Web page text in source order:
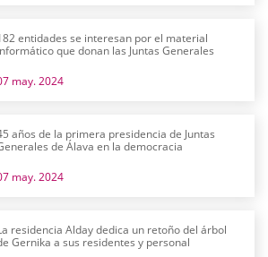
entidades se interesan por el material
que donan las Juntas Generales
may. 2024
años de la primera presidencia de Juntas
de Álava en la democracia
may. 2024
residencia Alday dedica un retoño del árbol
Gernika a sus residentes y personal